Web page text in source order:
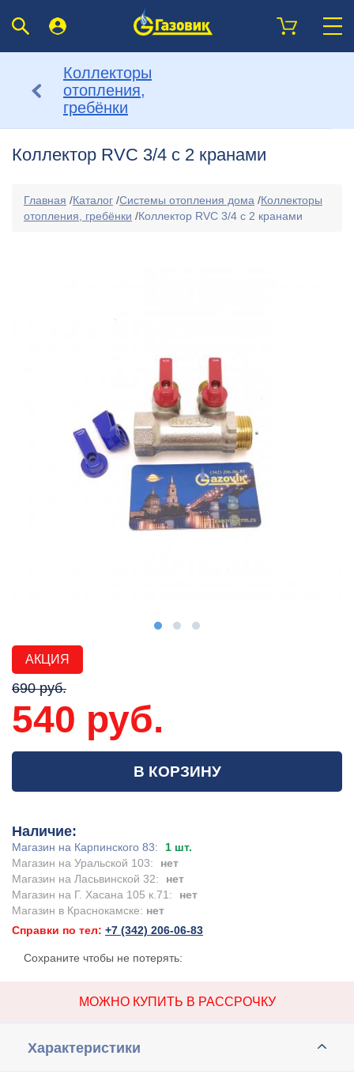
Коллекторы
отопления,
гребёнки
Коллектор RVC 3/4 с 2 кранами
Главная /Каталог /Системы отопления дома /Коллекторы
отопления, гребёнки /Коллектор RVC 3/4 с 2 кранами
АКЦИЯ
690 руб.
540 руб.
В КОРЗИНУ
Наличие:
Магазин на Карпинского 83:
1 шт.
Магазин на Уральской 103:
нет
Магазин на Ласьвинской 32:
нет
Магазин на Г. Хасана 105 к.71:
нет
Магазин в Краснокамске: нет
Справки по тел: +7 (342) 206-06-83
Сохраните чтобы не потерять:
МОЖНО КУПИТЬ В РАССРОЧКУ
Характеристики